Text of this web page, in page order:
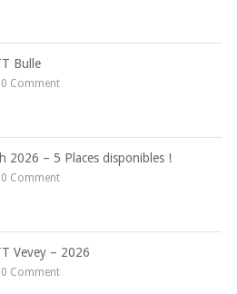
Bulle
0 Comment
2026 – 5 Places disponibles !
0 Comment
Vevey – 2026
0 Comment